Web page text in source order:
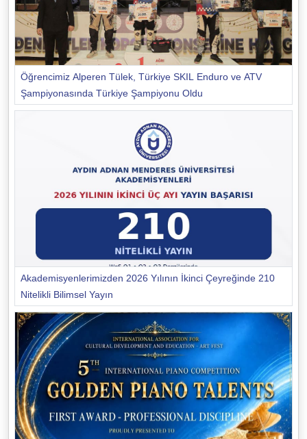
Öğrencimiz Alperen Tülek, Türkiye SKIL Enduro ve ATV
Şampiyonasında Türkiye Şampiyonu Oldu
Akademisyenlerimizden 2026 Yılının İkinci Çeyreğinde 210
Nitelikli Bilimsel Yayın